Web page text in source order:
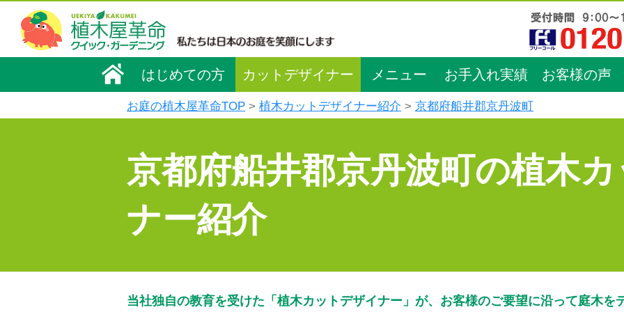
はじめての方 カットデザイナー メニュー お手入れ実績 お客様の声
お庭の植木屋革命TOP 植木カットデザイナー紹介 京都府船井郡京丹波町
京都府船井郡京丹波町の植木
ナー紹介
当社独自の教育を受けた「植木カットデザイナー」が、お客様のご要望に沿って庭木を